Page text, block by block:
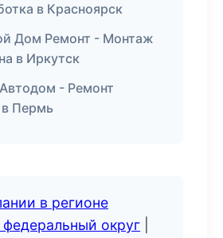
в Красноярск
Дом Ремонт - Монтаж
в Иркутск
- Ремонт
в Пермь
в регионе
округ